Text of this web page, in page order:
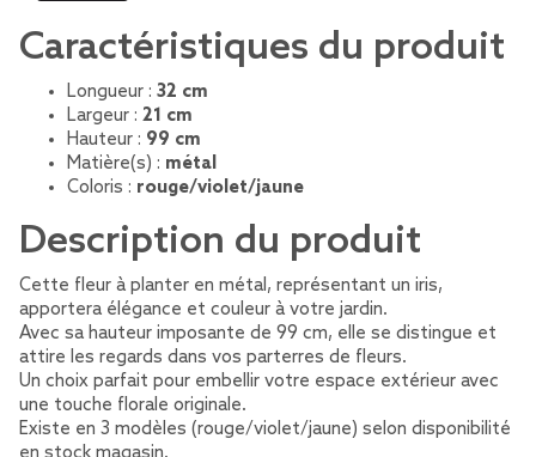
Caractéristiques du produit
Longueur : 32 cm
Largeur : 21 cm
Hauteur : 99 cm
Matière(s) : métal
Coloris : rouge/violet/jaune
Description du produit
Cette fleur à planter en métal, représentant un iris,
apportera élégance et couleur à votre jardin.
Avec sa hauteur imposante de 99 cm, elle se distingue et
attire les regards dans vos parterres de fleurs.
Un choix parfait pour embellir votre espace extérieur avec
une touche florale originale.
Existe en 3 modèles (rouge/violet/jaune) selon disponibilité